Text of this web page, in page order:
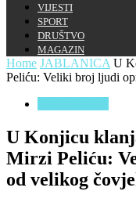
VIJESTI
SPORT
DRUŠTVO
MAGAZIN
Home JABLANICA U
Peliću: Veliki broj ljudi
U Konjicu
Mirzi Peliću:
od velikog